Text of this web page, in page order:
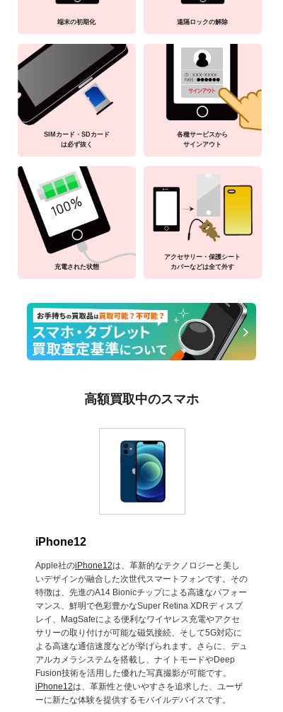
端末の初期化 遠隔ロックの解除
SIMカード・SDカード
は必ず抜く
各種サービスから
サインアウト
充電された状態
アクセサリー・保護シート
カバーなどは全て外す
高額買取中のスマホ
iPhone12
Apple社のiPhone12は、革新的なテクノロジーと美し
いデザインが融合した次世代スマートフォンです。その
特徴は、先進のA14 Bionicチップによる高速なパフォー
マンス、鮮明で色彩豊かなSuper Retina XDRディスプ
レイ、MagSafeによる便利なワイヤレス充電やアクセ
サリーの取り付けが可能な磁気接続、そして5G対応に
よる高速な通信速度などが挙げられます。さらに、デュ
アルカメラシステムを搭載し、ナイトモードやDeep
Fusion技術を活用した優れた写真撮影が可能です。
iPhone12は、革新性と使いやすさを追求した、ユーザ
ーに新たな体験を提供するモバイルデバイスです。